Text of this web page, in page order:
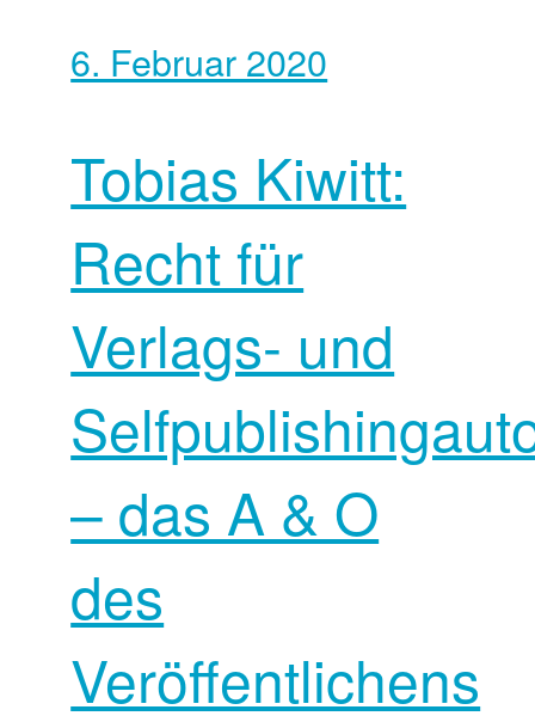
6. Februar 2020
Tobias Kiwitt:
Recht für
Verlags- und
– das A & O
des
Veröffentlichens